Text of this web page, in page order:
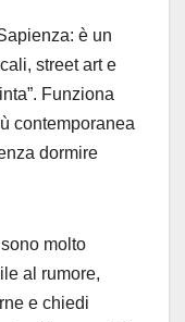
è un
street art e
Funziona
contemporanea
dormire
molto
al rumore,
e chiedi